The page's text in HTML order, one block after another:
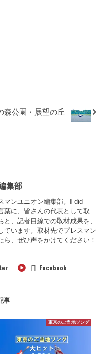
森公園・展望の丘
集部
マンユニオン編集部。I did
葉に、皆さんの代表として取
、記者目線での取材成果を、
ています。取材先でプレスマン
ら、ぜひ声をかけてください！
Facebook
事
東京のご当地ソング